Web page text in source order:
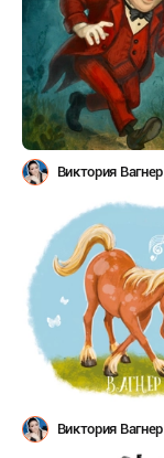
Виктория Вагнер
Виктория Вагнер